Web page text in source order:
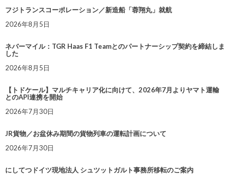
フジトランスコーポレーション／新造船「蓉翔丸」就航
2026年8月5日
ネバーマイル：TGR Haas F1 Teamとのパートナーシップ契約を締結しま
した
2026年8月5日
【トドケール】マルチキャリア化に向けて、2026年7月よりヤマト運輸
とのAPI連携を開始
2026年7月30日
JR貨物／お盆休み期間の貨物列車の運転計画について
2026年7月30日
にしてつドイツ現地法人 シュツットガルト事務所移転のご案内